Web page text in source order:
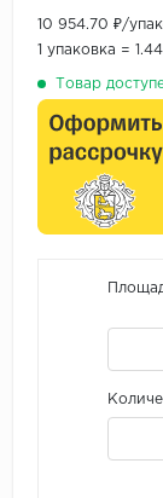
10 954.70 ₽/
1 упаковка =
Товар